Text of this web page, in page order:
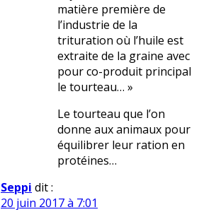
matière première de
l’industrie de la
trituration où l’huile est
extraite de la graine avec
pour co-produit principal
le tourteau… »
Le tourteau que l’on
donne aux animaux pour
équilibrer leur ration en
protéines…
Seppi dit :
20 juin 2017 à 7:01